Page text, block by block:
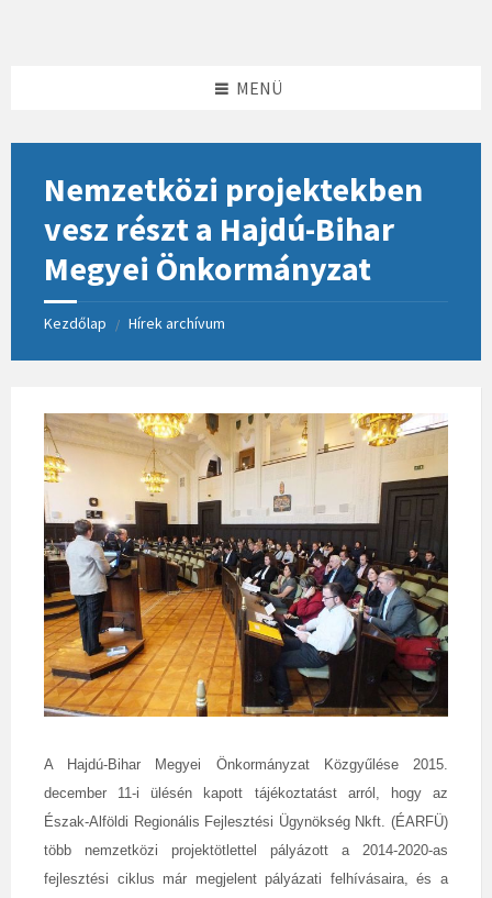
MENÜ
Nemzetközi projektekben
vesz részt a Hajdú-Bihar
Megyei Önkormányzat
Kezdőlap / Hírek archívum
A Hajdú-Bihar Megyei Önkormányzat Közgyűlése 2015.
december 11-i ülésén kapott tájékoztatást arról, hogy az
Észak-Alföldi Regionális Fejlesztési Ügynökség Nkft. (ÉARFÜ)
több nemzetközi projektötlettel pályázott a 2014-2020-as
fejlesztési ciklus már megjelent pályázati felhívásaira, és a